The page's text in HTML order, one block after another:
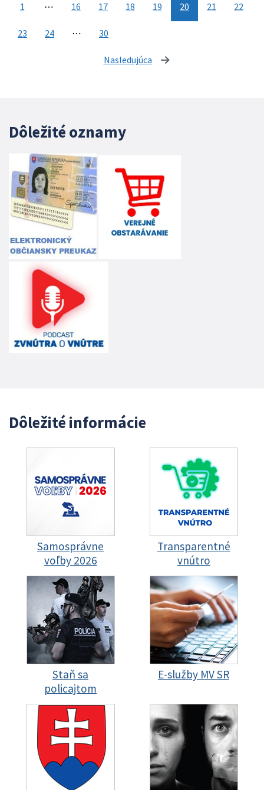
1 ⋯ 16 17 18 19 20 21 22
23 24 ⋯ 30
Nasledujúca stránka
Dôležité oznamy
Dôležité informácie
Samosprávne
voľby 2026
Transparentné
vnútro
Staň sa
policajtom
E-služby MV SR